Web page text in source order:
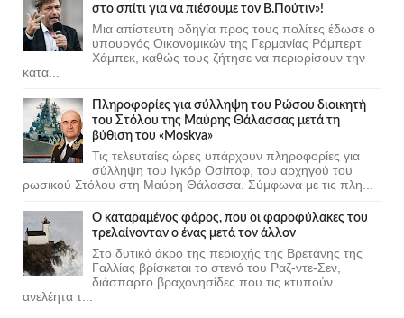
στο σπίτι για να πιέσουμε τον Β.Πούτιν»!
Μια απίστευτη οδηγία προς τους πολίτες έδωσε ο
υπουργός Οικονομικών της Γερμανίας Ρόμπερτ
Χάμπεκ, καθώς τους ζήτησε να περιορίσουν την
κατα...
Πληροφορίες για σύλληψη του Ρώσου διοικητή
του Στόλου της Mαύρης Θάλασσας μετά τη
βύθιση του «Moskva»
Τις τελευταίες ώρες υπάρχουν πληροφορίες για
σύλληψη του Ιγκόρ Οσίποφ, του αρχηγού του
ρωσικού Στόλου στη Μαύρη Θάλασσα. Σύμφωνα με τις πλη...
Ο καταραμένος φάρος, που οι φαροφύλακες του
τρελαίνονταν ο ένας μετά τον άλλον
Στο δυτικό άκρο της περιοχής της Βρετάνης της
Γαλλίας βρίσκεται το στενό του Ραζ-ντε-Σεν,
διάσπαρτο βραχονησίδες που τις κτυπούν
ανελέητα τ...